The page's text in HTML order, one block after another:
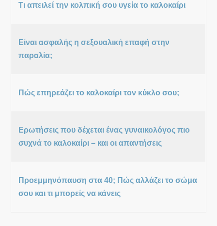
Τι απειλεί την κολπική σου υγεία το καλοκαίρι
Είναι ασφαλής η σεξουαλική επαφή στην
παραλία;
Πώς επηρεάζει το καλοκαίρι τον κύκλο σου;
Ερωτήσεις που δέχεται ένας γυναικολόγος πιο
συχνά το καλοκαίρι – και οι απαντήσεις
Προεμμηνόπαυση στα 40; Πώς αλλάζει το σώμα
σου και τι μπορείς να κάνεις